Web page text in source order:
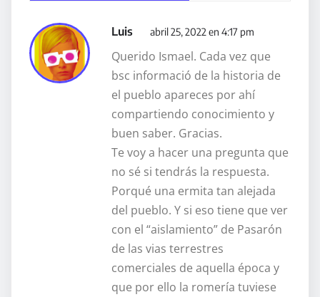
Luis abril 25, 2022 en 4:17 pm
Querido Ismael. Cada vez que
bsc informació de la historia de
el pueblo apareces por ahí
compartiendo conocimiento y
buen saber. Gracias.
Te voy a hacer una pregunta que
no sé si tendrás la respuesta.
Porqué una ermita tan alejada
del pueblo. Y si eso tiene que ver
con el “aislamiento” de Pasarón
de las vias terrestres
comerciales de aquella época y
que por ello la romería tuviese